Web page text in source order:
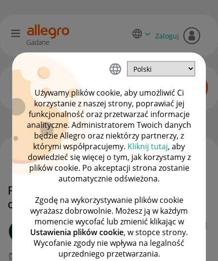
Używamy plików cookie, aby umożliwić Ci
korzystanie z naszej strony, poprawiać jej
funkcjonalność oraz przetwarzać informacje
analityczne. Administratorem Twoich danych
będzie Allegro oraz niektórzy partnerzy, z
którymi współpracujemy. Kliknij tutaj, aby
dowiedzieć się więcej o tym, jak korzystamy z
plików cookie. Po akceptacji strona zostanie
automatycznie odświeżona.
Zgodę na wykorzystywanie plików cookie
wyrażasz dobrowolnie. Możesz ją w każdym
momencie wycofać lub zmienić klikając w
Ustawienia plików cookie, w stopce strony.
Wycofanie zgody nie wpływa na legalność
uprzedniego przetwarzania.
Gadane
Zaloguj
Dyskusje kupujących OPCJE
Prezent za usunięcie negatywnej
opinii?
Uzjel23
#1 Nowicjusz
22:14
WSZYSTKIE TEMATY